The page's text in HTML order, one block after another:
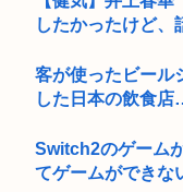
したかったけど、
客が使ったビール
した日本の飲食
Switch2のゲーム
てゲームができな